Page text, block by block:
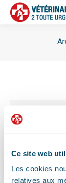
Ce site web
Les cookies
relatives aux
Nouvelle
Nîmes
propose à
entièrement
soins